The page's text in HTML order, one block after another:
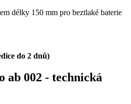
délky 150 mm pro beztlaké baterie
do 2 dnů)
ab 002 - technická